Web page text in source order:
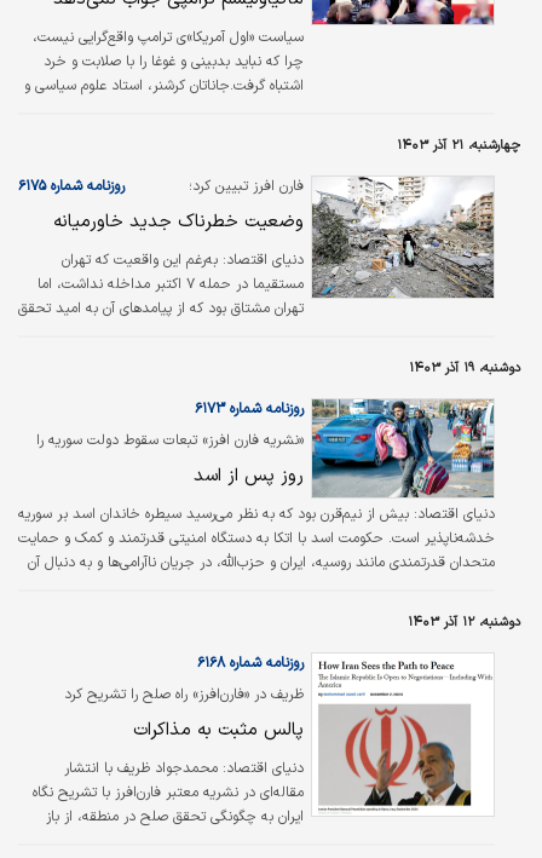
سیاست «اول آمریکا»ی ترامپ واقع‌گرایی نیست،
چرا که نباید بدبینی و غوغا را با صلابت و خرد
اشتباه گرفت.جاناتان کرشنر، استاد علوم سیاسی و
برخی ناظران ادعا کرده‌اند که دولت دوم ترامپ
می‌دهد. رابرت اوبراین که در اولین دولت ترامپ به
عنوان مشاور امنیت ملی فعالیت می‌کرد، در
مقاله‌ای در فارن افرز، مشتاقانه وعده «بازگشت
رئالیسم با…
چهارشنبه، ۲۱ آذر ۱۴۰۳
فارن افرز تبیین کرد؛ روزنامه شماره ۶۱۷۵
وضعیت خطرناک جدید خاورمیانه
دنیای‌ اقتصاد: به‌رغم این واقعیت که تهران
مستقیما در حمله ۷ اکتبر مداخله نداشت، اما
تهران مشتاق بود که از پیامدهای آن به امید تحقق
تهاجم اسرائیل مسیر خود را تغییر داد و رگبار
عظیمی از موشک‌‌‌ها و پهپادها را به سوی اسرائیل
پرتاب کرد که اولین حمله مستقیم به اسرائیل
محسوب می‌‌‌شد.
دوشنبه، ۱۹ آذر ۱۴۰۳
«نشریه فارن افرز» تبعات سقوط دولت سوریه را
روزنامه شماره ۶۱۷۳
روز پس‌ از اسد
دنیای اقتصاد: بیش از نیم‏‏‌قرن بود که به نظر می‏‏‌رسید سیطره خاندان اسد بر سوریه
خدشه‏‏‌ناپذیر است. حکومت اسد با اتکا به دستگاه امنیتی قدرتمند و کمک و حمایت
متحدان قدرتمندی مانند روسیه، ایران و حزب‏‏‌الله، در جریان ناآرامی‏‏‌ها و به دنبال آن
بین‌المللی کنار گذاشته شده بود، بعد از اینکه سوریه دوباره به جمع اعضای اتحادیه
عرب بازگشت، نه‏‏‌تنها بخشی از جایگاه…
دوشنبه، ۱۲ آذر ۱۴۰۳
ظریف در «فارن‌افرز» راه صلح را تشریح کرد
روزنامه شماره ۶۱۶۸
پالس مثبت به مذاکرات
دنیای اقتصاد: محمدجواد ظریف با انتشار
مقاله‌ای در نشریه معتبر فارن‌افرز با تشریح نگاه
ایران به چگونگی تحقق صلح در منطقه، از باز